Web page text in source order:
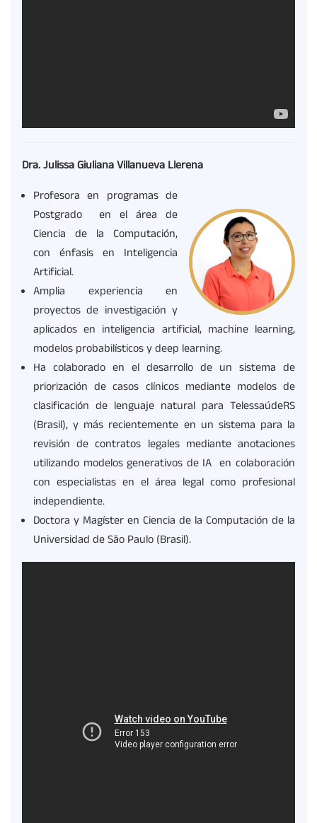
Dra. Julissa Giuliana Villanueva Llerena
Profesora en programas de
Postgrado en el área de
Ciencia de la Computación,
con énfasis en Inteligencia
Artificial.
Amplia experiencia en
proyectos de investigación y
aplicados en inteligencia artificial, machine learning,
modelos probabilísticos y deep learning.
Ha colaborado en el desarrollo de un sistema de
priorización de casos clínicos mediante modelos de
clasificación de lenguaje natural para TelessaúdeRS
(Brasil), y más recientemente en un sistema para la
revisión de contratos legales mediante anotaciones
utilizando modelos generativos de IA en colaboración
con especialistas en el área legal como profesional
independiente.
Doctora y Magíster en Ciencia de la Computación de la
Universidad de São Paulo (Brasil).